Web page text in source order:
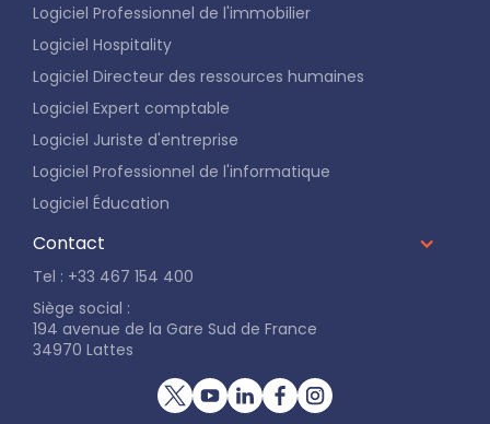
Logiciel Professionnel de l'immobilier
Logiciel Hospitality
Logiciel Directeur des ressources humaines
Logiciel Expert comptable
Logiciel Juriste d'entreprise
Logiciel Professionnel de l'informatique
Logiciel Éducation
Contact
Tel : +33 467 154 400
Siège social :
194 avenue de la Gare Sud de France
34970 Lattes